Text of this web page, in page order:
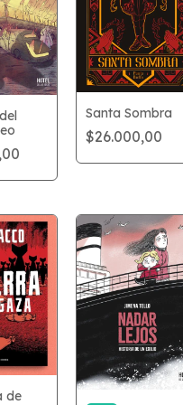
Santa Sombra
$26.000,00
de